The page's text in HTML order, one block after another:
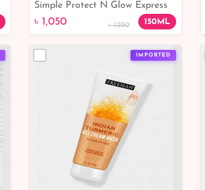
Add to Cart
Simple Protect N Glow Express
Glow Clay Polish 150ml
৳ 1,050 ৳ 1,250 150ML
IMPORTED